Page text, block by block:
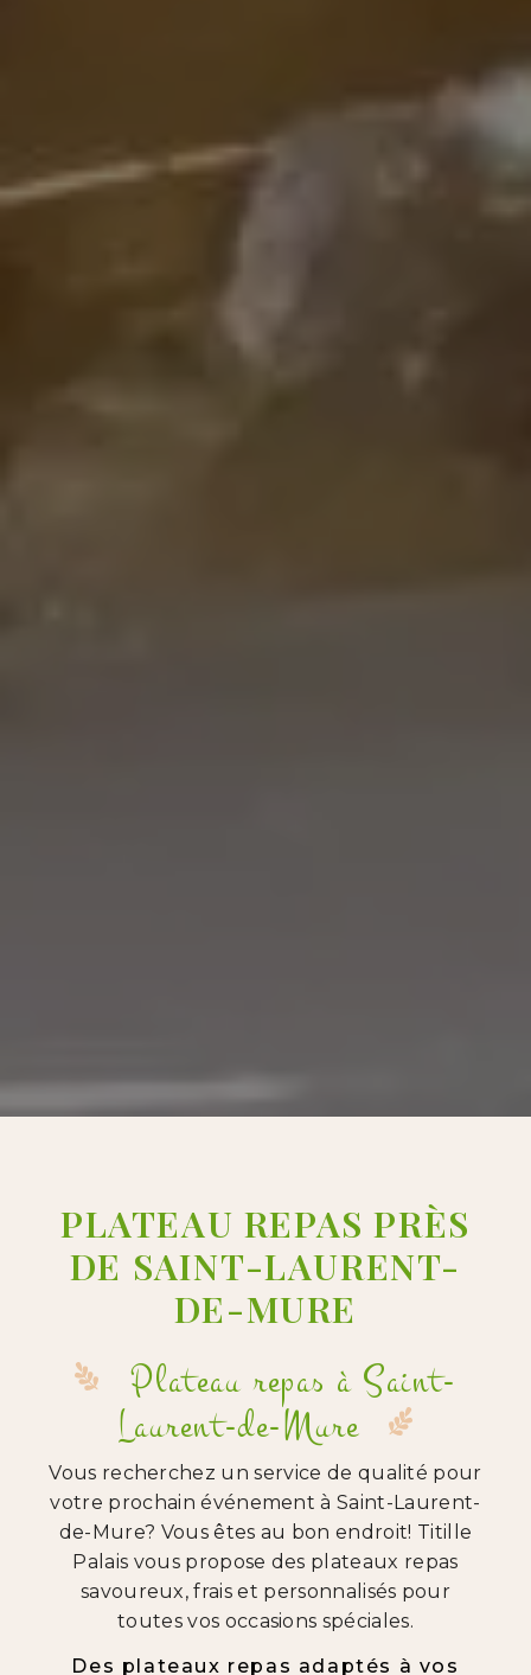
PLATEAU REPAS PRÈS
DE SAINT-LAURENT-
DE-MURE
Plateau repas à Saint-
Laurent-de-Mure
Vous recherchez un service de qualité pour
votre prochain événement à Saint-Laurent-
de-Mure? Vous êtes au bon endroit! Titille
Palais vous propose des plateaux repas
savoureux, frais et personnalisés pour
toutes vos occasions spéciales.
Des plateaux repas adaptés à vos